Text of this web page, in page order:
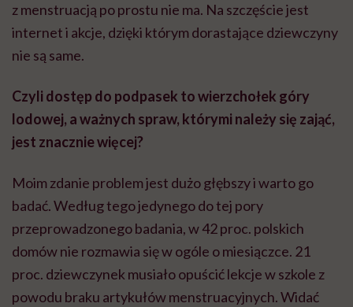
z menstruacją po prostu nie ma. Na szczęście jest
internet i akcje, dzięki którym dorastające dziewczyny
nie są same.
Czyli dostęp do podpasek to wierzchołek góry
lodowej, a ważnych spraw, którymi należy się zająć,
jest znacznie więcej?
Moim zdanie problem jest dużo głębszy i warto go
badać. Według tego jedynego do tej pory
przeprowadzonego badania, w 42 proc. polskich
domów nie rozmawia się w ogóle o miesiączce. 21
proc. dziewczynek musiało opuścić lekcje w szkole z
powodu braku artykułów menstruacyjnych. Widać